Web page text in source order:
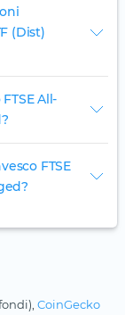
(Dist)
All-
FTSE
CoinGecko